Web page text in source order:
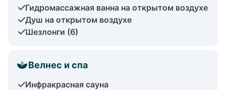
Гидромассажная ванна на открытом воздухе
Душ на открытом воздухе
Шезлонги (6)
Велнес и спа
Инфракрасная сауна